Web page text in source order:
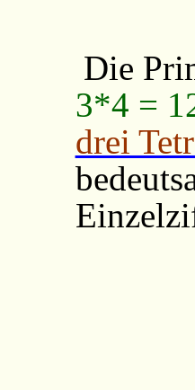
Die
3*4 =
drei